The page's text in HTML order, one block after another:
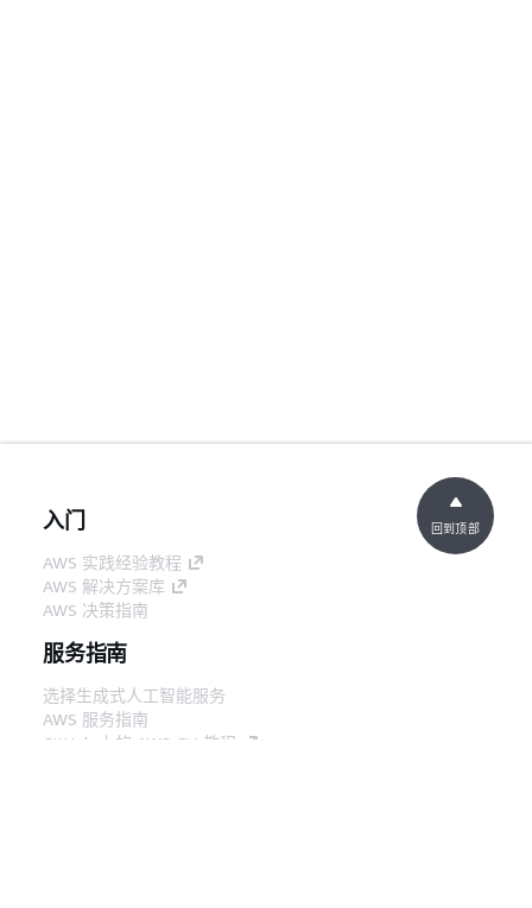
入门
AWS 实践经验教程
AWS 解决方案库
AWS 决策指南
服务指南
选择生成式人工智能服务
AWS 服务指南
GitHub 上的 AWS CLI 教程
回到顶部